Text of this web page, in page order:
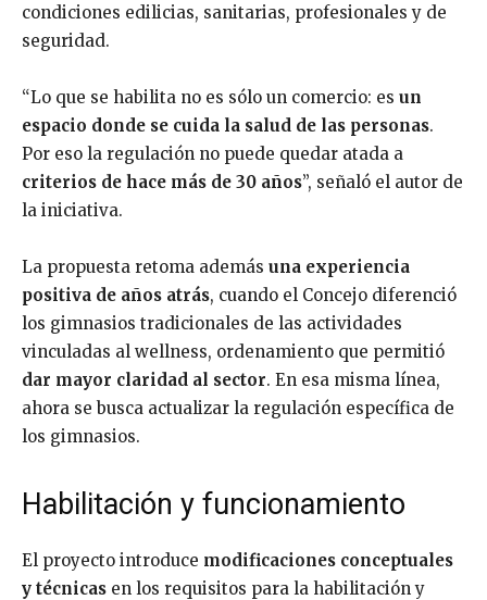
condiciones edilicias, sanitarias, profesionales y de
seguridad.
“Lo que se habilita no es sólo un comercio: es un
espacio donde se cuida la salud de las personas.
Por eso la regulación no puede quedar atada a
criterios de hace más de 30 años”, señaló el autor de
la iniciativa.
La propuesta retoma además una experiencia
positiva de años atrás, cuando el Concejo diferenció
los gimnasios tradicionales de las actividades
vinculadas al wellness, ordenamiento que permitió
dar mayor claridad al sector. En esa misma línea,
ahora se busca actualizar la regulación específica de
los gimnasios.
Habilitación y funcionamiento
El proyecto introduce modificaciones conceptuales
y técnicas en los requisitos para la habilitación y